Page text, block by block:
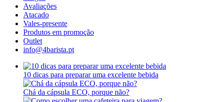
Avaliações
Atacado
Vales-presente
Produtos em promoção
Outlet
info@4barista.pt
10 dicas para preparar uma excelente bebida
Chá da cápsula ECO, porque não?